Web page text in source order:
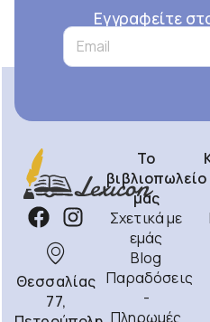
Εγγραφείτε
Θεσσαλίας
77,
Το
βιβλιοπωλείο
μας
Σχετικά με
εμάς
Blog
Παραδόσεις
-
Πληρωμές